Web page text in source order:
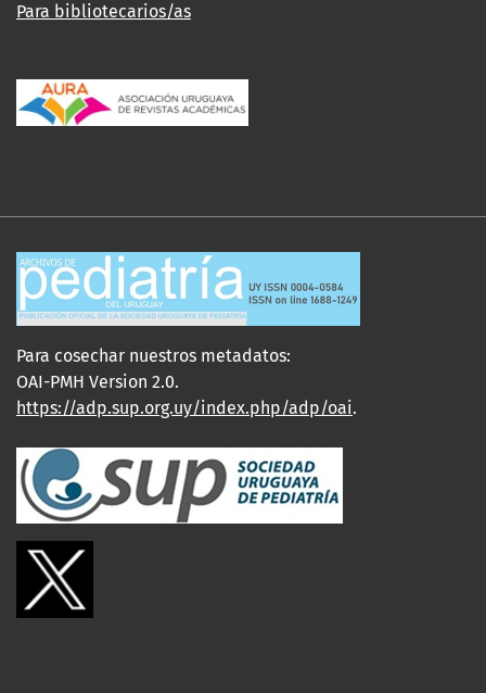
Para bibliotecarios/as
Para cosechar nuestros metadatos:
OAI-PMH Version 2.0.
https://adp.sup.org.uy/index.php/adp/oai.